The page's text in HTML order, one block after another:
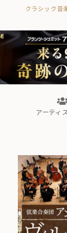
クラシック音
ぶらあぼブラ
アーティ
ぶらあぼブラ